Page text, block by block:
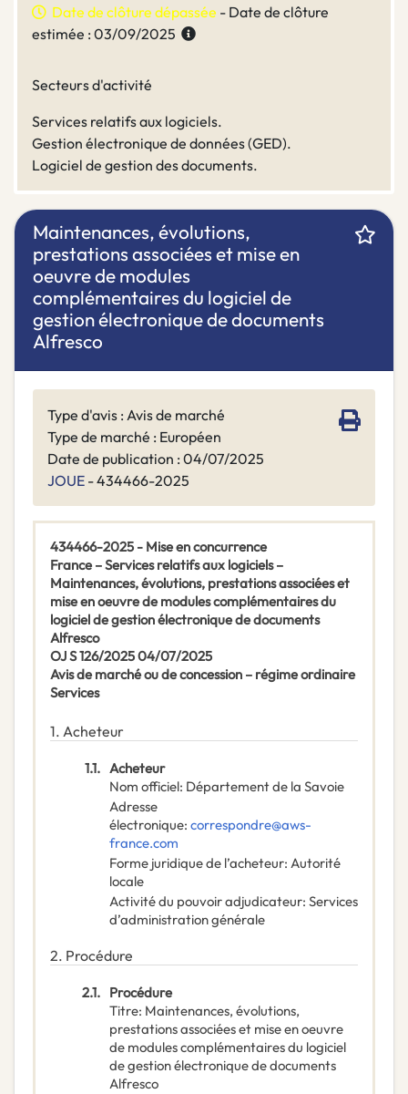
Date de clôture dépassée - Date de clôture
estimée : 03/09/2025
Secteurs d'activité
Services relatifs aux logiciels.
Gestion électronique de données (GED).
Logiciel de gestion des documents.
Maintenances, évolutions,
prestations associées et mise en
oeuvre de modules
complémentaires du logiciel de
gestion électronique de documents
Alfresco
Type d'avis : Avis de marché
Type de marché : Européen
Date de publication : 04/07/2025
JOUE - 434466-2025
434466-2025 - Mise en concurrence
France – Services relatifs aux logiciels –
Maintenances, évolutions, prestations associées et
mise en oeuvre de modules complémentaires du
logiciel de gestion électronique de documents
Alfresco
OJ S 126/2025 04/07/2025
Avis de marché ou de concession – régime ordinaire
Services
1. Acheteur
1.1. Acheteur
Nom officiel: Département de la Savoie
Adresse
électronique: correspondre@aws-
france.com
Forme juridique de l’acheteur: Autorité
locale
Activité du pouvoir adjudicateur: Services
d’administration générale
2. Procédure
2.1. Procédure
Titre: Maintenances, évolutions,
prestations associées et mise en oeuvre
de modules complémentaires du logiciel
de gestion électronique de documents
Alfresco